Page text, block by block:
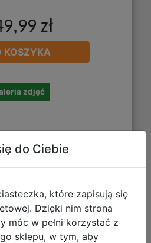
zł
KOSZYKA
zdjęć
Psi Patrol
do Ciebie
które zapisują się
Dzięki nim strona
móc w pełni korzystać z
sklepu, w tym, aby